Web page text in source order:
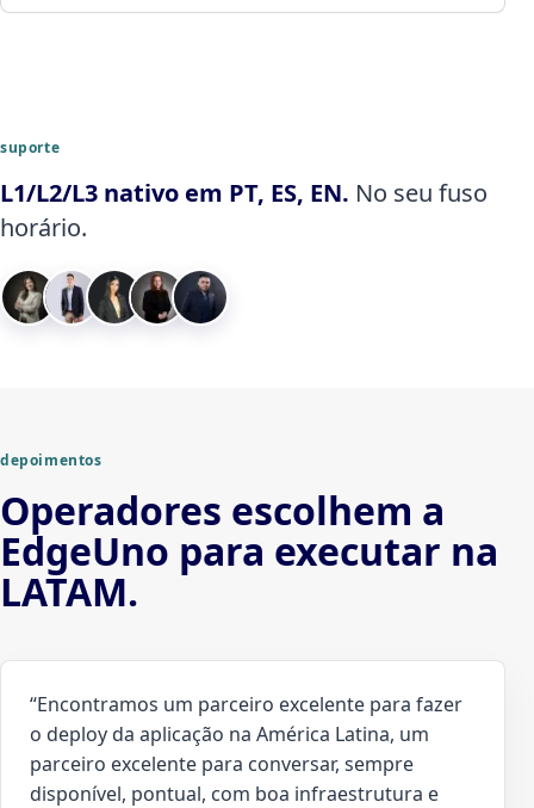
suporte
L1/L2/L3 nativo em PT, ES, EN. No seu fuso
horário.
depoimentos
Operadores escolhem a
EdgeUno para executar na
LATAM.
“Encontramos um parceiro excelente para fazer
o deploy da aplicação na América Latina, um
parceiro excelente para conversar, sempre
disponível, pontual, com boa infraestrutura e